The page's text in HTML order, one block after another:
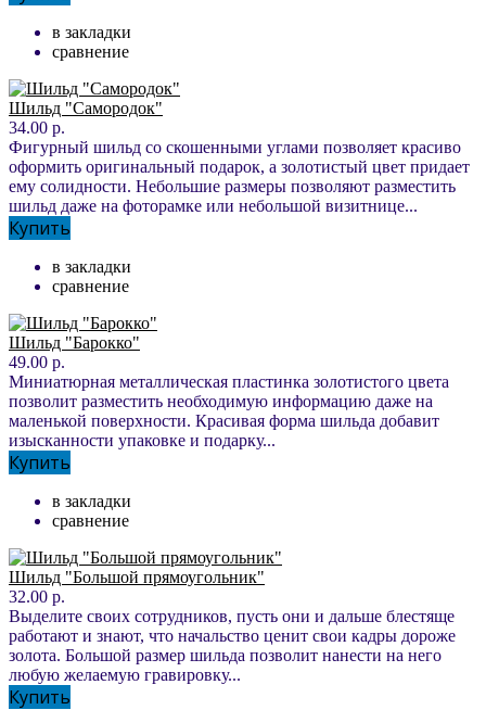
в закладки
сравнение
Шильд "Самородок"
34.00 р.
Фигурный шильд со скошенными углами позволяет красиво
оформить оригинальный подарок, а золотистый цвет придает
ему солидности. Небольшие размеры позволяют разместить
шильд даже на фоторамке или небольшой визитнице...
Купить
в закладки
сравнение
Шильд "Барокко"
49.00 р.
Миниатюрная металлическая пластинка золотистого цвета
позволит разместить необходимую информацию даже на
маленькой поверхности. Красивая форма шильда добавит
изысканности упаковке и подарку...
Купить
в закладки
сравнение
Шильд "Большой прямоугольник"
32.00 р.
Выделите своих сотрудников, пусть они и дальше блестяще
работают и знают, что начальство ценит свои кадры дороже
золота. Большой размер шильда позволит нанести на него
любую желаемую гравировку...
Купить